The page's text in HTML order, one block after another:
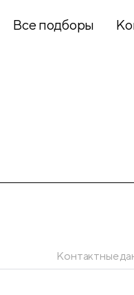
Все подборы
Контактные